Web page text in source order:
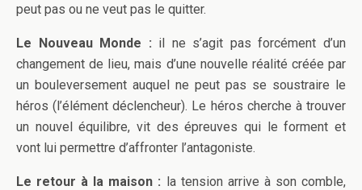
peut pas ou ne veut pas le quitter.
Le Nouveau Monde : il ne s’agit pas forcément d’un
changement de lieu, mais d’une nouvelle réalité créée par
un bouleversement auquel ne peut pas se soustraire le
héros (l’élément déclencheur). Le héros cherche à trouver
un nouvel équilibre, vit des épreuves qui le forment et
vont lui permettre d’affronter l’antagoniste.
Le retour à la maison : la tension arrive à son comble,